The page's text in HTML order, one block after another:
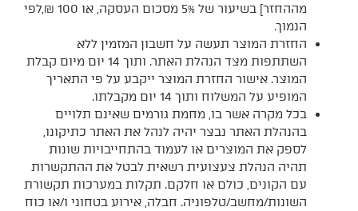
מההחזר] בשיעור של 5% מסכום העסקה, או 100 ₪,לפי
הנמוך.
החזרת המוצר תעשה על חשבון המזמין ללא
השתתפות מצד הנהלת האתר. ותוך 14 יום מיום קבלת
המוצר. אישור החזרת המוצר ייקבע על פי התאריך
המופיע על המשלוח ותוך 14 יום מקבלתו.
בכל מקרה אשר בו, מחמת גורמים שאינם תלויים
בהנהלת האתר נבצר יהיה לנהל את האתר כתיקונו,
לספק את המוצרים או לעמוד בהתחייבויות שונות
תהיה הנהלת צעצועית רשאית לבטל את ההתקשרות
עם הקונים, כולם או חלקם. תקלות במערכות תקשורת
השונות/מחשב/טלפוניה. חבלה, אירוע בטחוני ו/או כוח